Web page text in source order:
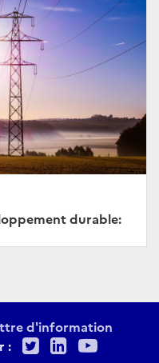
durable:
d'information
:
TwitterLinkedIn